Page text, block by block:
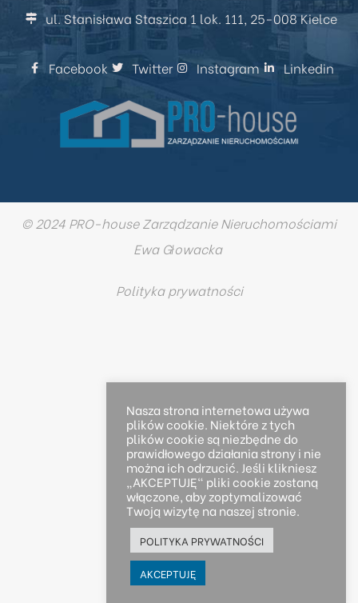
ul. Stanisława Staszica 1 lok. 111, 25-008 Kielce
Facebook Twitter Instagram Linkedin
© 2024 PRO-house Zarządzanie Nieruchomościami
Ewa Głowacka
Polityka prywatności
Nasza strona internetowa używa
plików cookie. Niektóre z tych
plików cookie są niezbędne do
prawidłowego działania strony i nie
można ich odrzucić. Jeśli klikniesz
„AKCEPTUJĘ" pliki cookie zostaną
włączone, aby zoptymalizować
Twoją wizytę na naszej stronie.
POLITYKA PRYWATNOŚCI
AKCEPTUJĘ